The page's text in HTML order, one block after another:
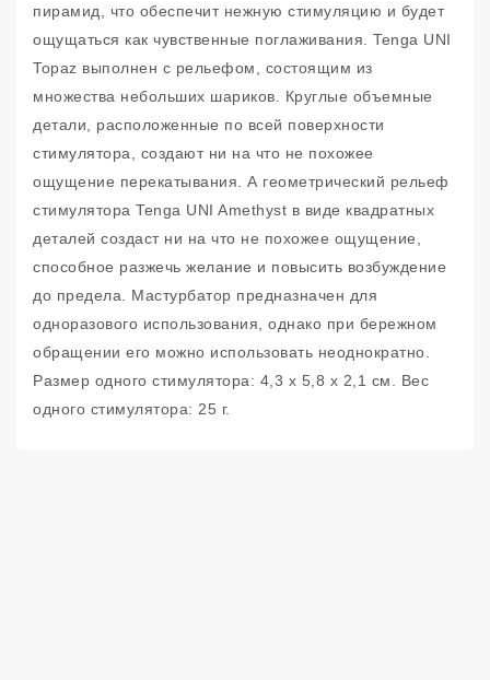
пирамид, что обеспечит нежную стимуляцию и будет
ощущаться как чувственные поглаживания. Tenga UNI
Topaz выполнен с рельефом, состоящим из
множества небольших шариков. Круглые объемные
детали, расположенные по всей поверхности
стимулятора, создают ни на что не похожее
ощущение перекатывания. А геометрический рельеф
стимулятора Tenga UNI Amethyst в виде квадратных
деталей создаст ни на что не похожее ощущение,
способное разжечь желание и повысить возбуждение
до предела. Мастурбатор предназначен для
одноразового использования, однако при бережном
обращении его можно использовать неоднократно.
Размер одного стимулятора: 4,3 х 5,8 х 2,1 см. Вес
одного стимулятора: 25 г.